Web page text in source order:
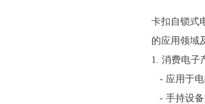
卡扣自锁式
的应用领域
1. 消费电子
- 应用于电
- 手持设备